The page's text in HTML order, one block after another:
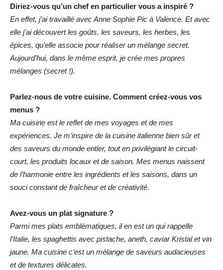
Diriez-vous qu’un chef en particulier vous a inspiré ?
En effet, j’ai travaillé avec Anne Sophie Pic à Valence. Et avec
elle j’ai découvert les goûts, les saveurs, les herbes, les
épices, qu’elle associe pour réaliser un mélange secret.
Aujourd’hui, dans le même esprit, je crée mes propres
mélanges (secret !).
Parlez-nous de votre cuisine. Comment créez-vous vos
menus ?
Ma cuisine est le reflet de mes voyages et de mes
expériences. Je m’inspire de la cuisine italienne bien sûr et
des saveurs du monde entier, tout en privilégiant le circuit-
court, les produits locaux et de saison. Mes menus naissent
de l’harmonie entre les ingrédients et les saisons, dans un
souci constant de fraîcheur et de créativité.
Avez-vous un plat signature ?
Parmi mes plats emblématiques, il en est un qui rappelle
l’Italie, les spaghettis avec pistache, aneth, caviar Kristal et vin
jaune. Ma cuisine c’est un mélange de saveurs audacieuses
et de textures délicates.